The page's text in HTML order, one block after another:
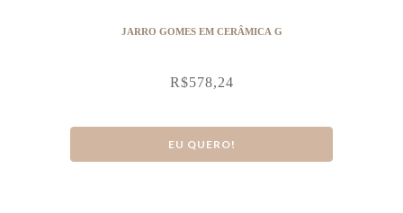
JARRO GOMES EM CERÂMICA G
R$578,24
EU QUERO!